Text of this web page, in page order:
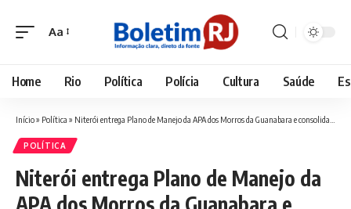
Font
Aa
Home Rio Política Polícia Cultura Saúde
Início» Política » Niterói entrega Plano de Manejo da APA dos Morros da Guanabara e consolida marco histórico para política ambiental do município
POLÍTICA
Niterói entrega Plano de Manejo da
APA dos Morros da Guanabara e